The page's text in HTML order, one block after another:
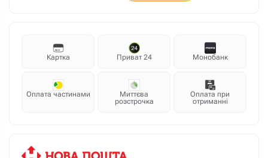
Картка Приват 24 Монобанк
Оплата частинами
Миттєва
розстрочка
Оплата при
отриманні